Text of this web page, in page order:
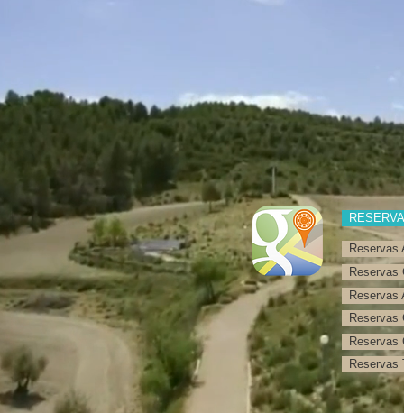
Reservas
Reservas
Reservas
Reservas
Reservas
Reservas